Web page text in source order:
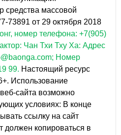
средства массовой
от 29 октября 2018
номер телефона: +7(905)
Чан Тхи Тху Ха: Адрес
Номер
99. Настоящий ресурс
Использование
сайта возможно
условиях: В конце
ссылку на сайт
должен копироваться в